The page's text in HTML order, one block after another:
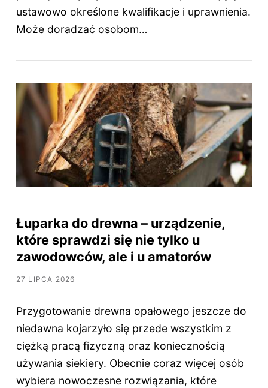
ustawowo określone kwalifikacje i uprawnienia.
Może doradzać osobom…
Łuparka do drewna – urządzenie,
które sprawdzi się nie tylko u
zawodowców, ale i u amatorów
27 LIPCA 2026
Przygotowanie drewna opałowego jeszcze do
niedawna kojarzyło się przede wszystkim z
ciężką pracą fizyczną oraz koniecznością
używania siekiery. Obecnie coraz więcej osób
wybiera nowoczesne rozwiązania, które